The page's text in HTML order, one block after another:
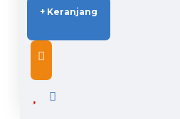
+ Keranjang
DESCRIPTION